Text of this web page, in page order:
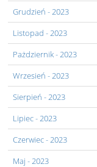
Grudzień - 2023
Listopad - 2023
Pażdziernik- 2023
Wrzesień - 2023
Sierpień - 2023
Lipiec- 2023
Czerwiec- 2023
Maj - 2023